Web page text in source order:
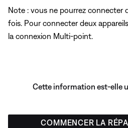
Note : vous ne pourrez connecter
fois. Pour connecter deux
la connexion Multi-point.
Cette information est-elle
COMMENCER LA